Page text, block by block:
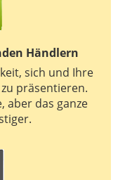
Händlern
sich und Ihre
präsentieren.
aber das ganze